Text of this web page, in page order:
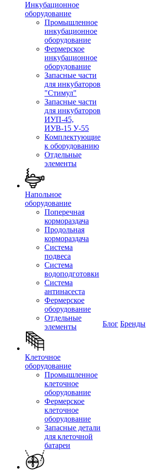
Инкубационное
оборудование
Промышленное
инкубационное
оборудование
Фермерское
инкубационное
оборудование
Запасные части
для инкубаторов
"Стимул"
Запасные части
для инкубаторов
ИУП-45,
ИУВ-15 У-55
Комплектующие
к оборудованию
Отдельные
элементы
Напольное
оборудование
Поперечная
кормораздача
Продольная
кормораздача
Система
подвеса
Система
водоподготовки
Система
антинасеста
Фермерское
оборудование
Отдельные
элементы
Клеточное
оборудование
Промышленное
клеточное
оборудование
Фермерское
клеточное
оборудование
Запасные детали
для клеточной
батареи
Блог Бренды